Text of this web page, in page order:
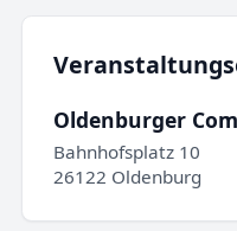
Oldenburger
Bahnhofsplatz 10
26122 Oldenburg